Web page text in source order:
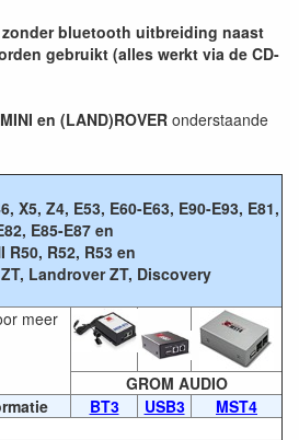
bluetooth uitbreiding naast
gebruikt (alles werkt via de CD-
en (LAND)ROVER onderstaande
X5, Z4, E53, E60-E63, E90-E93, E81,
E85-E87 en
R50, R52, R53 en
Landrover ZT, Discovery
meer
GROM AUDIO
BT3 USB3 MST4